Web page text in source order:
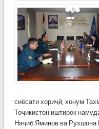
сиёсати хориҷӣ, хонум
Тоҷикистон иштирок
Наҷиб Яминов ва